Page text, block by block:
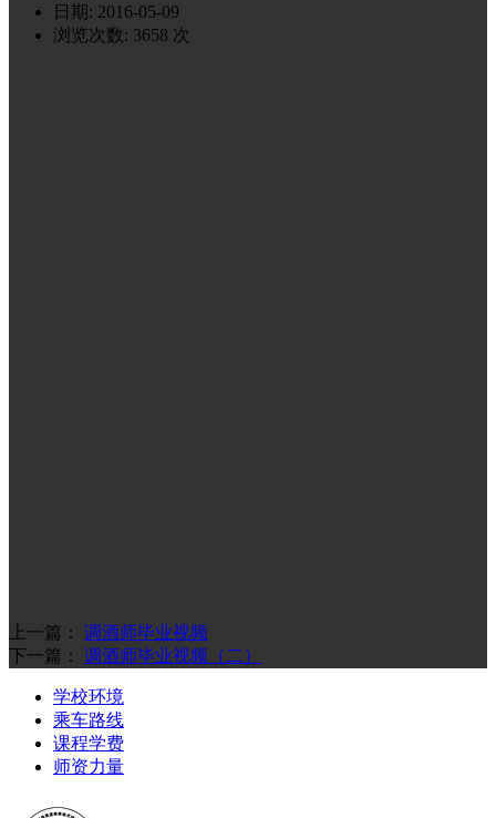
日期: 2016-05-09
浏览次数: 3658 次
上一篇： 调酒师毕业视频
下一篇： 调酒师毕业视频（二）
学校环境
乘车路线
课程学费
师资力量